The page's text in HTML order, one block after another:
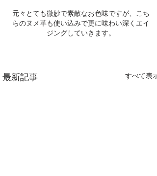
元々とても微妙で素敵なお色味ですが、こち
らのヌメ革も使い込みで更に味わい深くエイ
ジングしていきます。
最新記事 すべて表示